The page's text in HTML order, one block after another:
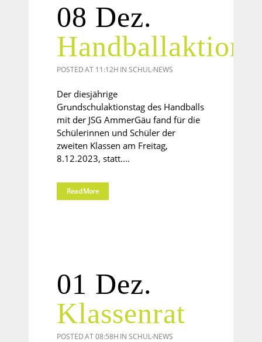
08 Dez.
POSTED AT 11:12H INSCHUL-NEWS
Der diesjährige
Grundschulaktionstag des Handballs
mit der JSG AmmerGäu fand für die
Schülerinnen und Schüler der
zweiten Klassen am Freitag,
8.12.2023, statt....
Read More
01 Dez.
Klassenrat
POSTED AT 08:58H INSCHUL-NEWS